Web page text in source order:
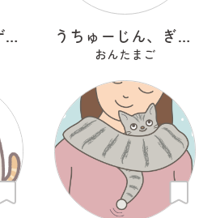
なんきん豆ブラザーズNナンKキンちゃん うちゅーじん、ぎたいちゅー
おんたまご